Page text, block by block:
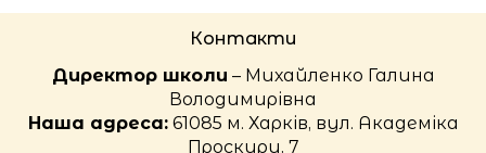
Контакти
Директор школи – Михайленко Галина
Володимирівна
Наша адреса:61085 м. Харків, вул. Академіка
Проскури, 7